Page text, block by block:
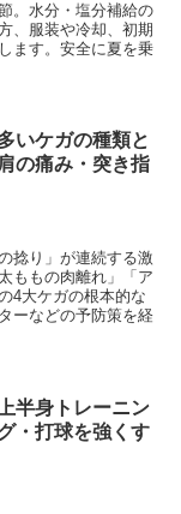
。水分・塩分補給の
、服装や冷却、初期
ます。安全に夏を乗
いケガの種類と
の痛み・突き指
捻り」が連続する激
ももの肉離れ」「ア
4大ケガの根本的な
ーなどの予防策を経
半身トレーニン
・打球を強くす